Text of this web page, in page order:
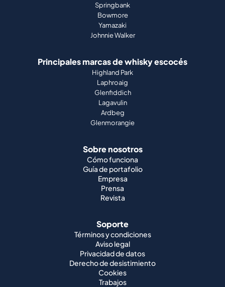
Springbank
Bowmore
Yamazaki
Johnnie Walker
Principales marcas de whisky escocés
Highland Park
Laphroaig
Glenfiddich
Lagavulin
Ardbeg
Glenmorangie
Sobre nosotros
Cómo funciona
Guía de portafolio
Empresa
Prensa
Revista
Soporte
Términos y condiciones
Aviso legal
Privacidad de datos
Derecho de desistimiento
Cookies
Trabajos